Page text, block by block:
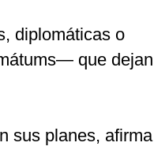
diplomáticas o
que dejan
sus planes, afirma